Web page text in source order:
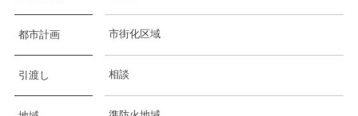
都市計画 市街化区域
引渡し 相談